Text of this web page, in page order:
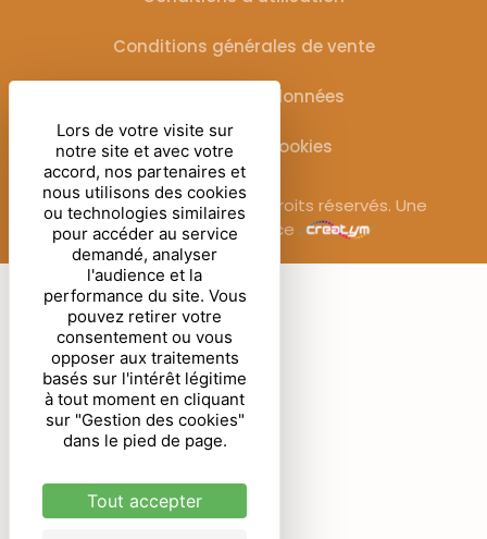
Conditions générales de vente
Protection des données
Gestion des cookies
© Sublimora – 2025. Tous droits réservés. Une
réalisation de l’agence
Lors de votre visite sur
notre site et avec votre
accord, nos partenaires et
nous utilisons des cookies
ou technologies similaires
pour accéder au service
demandé, analyser
l'audience et la
performance du site. Vous
pouvez retirer votre
consentement ou vous
opposer aux traitements
basés sur l'intérêt légitime
à tout moment en cliquant
sur "Gestion des cookies"
dans le pied de page.
Tout accepter